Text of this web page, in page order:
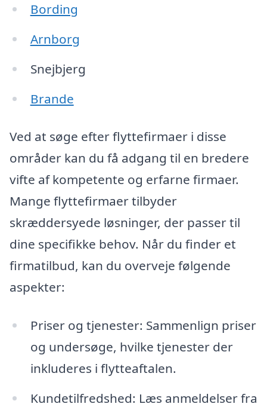
Bording
Arnborg
Snejbjerg
Brande
Ved at søge efter flyttefirmaer i disse
områder kan du få adgang til en bredere
vifte af kompetente og erfarne firmaer.
Mange flyttefirmaer tilbyder
skræddersyede løsninger, der passer til
dine specifikke behov. Når du finder et
firmatilbud, kan du overveje følgende
aspekter:
Priser og tjenester: Sammenlign priser
og undersøge, hvilke tjenester der
inkluderes i flytteaftalen.
Kundetilfredshed: Læs anmeldelser fra